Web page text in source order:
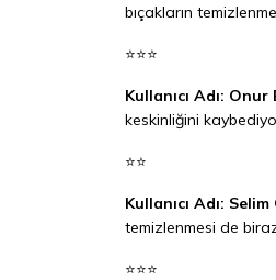
bıçakların
⭐⭐⭐
Kullanıcı Adı: Onur
keskinliğini
⭐⭐
Kullanıcı Adı: Selim
temizlenmesi de
⭐⭐⭐